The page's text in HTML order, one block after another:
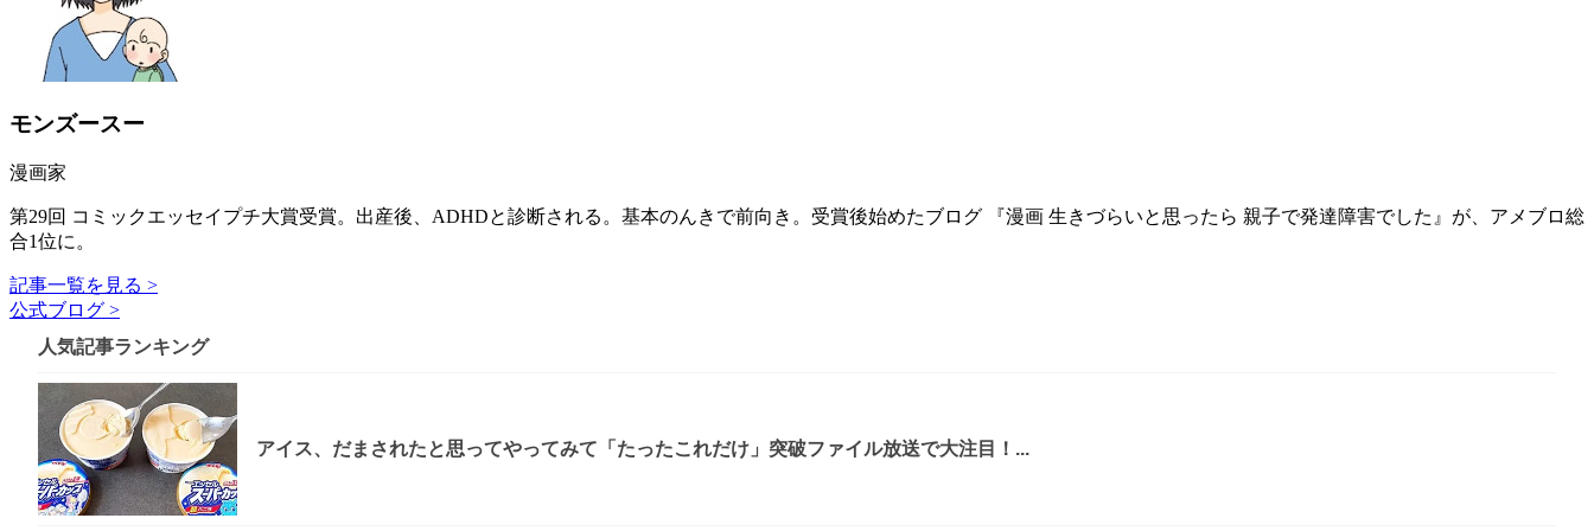
モンズースー
漫画家
第29回 コミックエッセイプチ大賞受賞。出産後、ADHDと診断される。基本のんきで前向き。受賞後始めたブログ 『漫画 生きづらいと思ったら 親子で発達障害でした』が、アメブロ総
合1位に。
記事一覧を見る >
公式ブログ >
人気記事ランキング
アイス、だまされたと思ってやってみて「たったこれだけ」突破ファイル放送で大注目！...